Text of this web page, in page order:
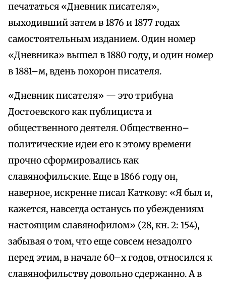
печататься «Дневник писателя»,
выходивший затем в 1876 и 1877 годах
самостоятельным изданием. Один номер
«Дневника» вышел в 1880 году, и один номер
в 1881–м, вдень похорон писателя.
«Дневник писателя» — это трибуна
Достоевского как публициста и
общественного деятеля. Общественно–
политические идеи его к этому времени
прочно сформировались как
славянофильские. Еще в 1866 году он,
наверное, искренне писал Каткову: «Я был и,
кажется, навсегда останусь по убеждениям
настоящим славянофилом» (28, кн. 2: 154),
забывая о том, что еще совсем незадолго
перед этим, в начале 60–х годов, относился к
славянофильству довольно сдержанно. А в